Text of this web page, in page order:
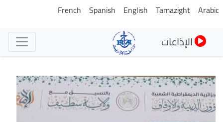
تجاوز
Arabic
Tamazight
English
Spanish
French
الإذاعات